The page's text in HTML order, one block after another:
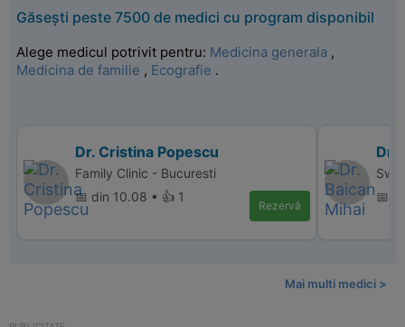
Găsești peste 7500 de medici cu program disponibil
Alege medicul potrivit pentru: Medicina generala ,
Medicina de familie , Ecografie .
Dr. Cristina Popescu
Family Clinic - Bucuresti
📅 din 10.08 • 👍 1
Rezervă
Dr.
📅
Mai multi medici >